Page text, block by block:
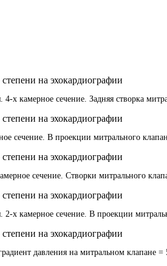
х камерное сечение. Задняя створка
сечение. В проекции митрального
сечение. Створки митрального
х камерное сечение. В проекции
давления на митральном клапане